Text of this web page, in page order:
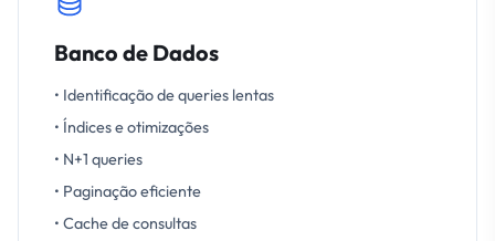
Banco de Dados
• Identificação de queries lentas
• Índices e otimizações
• N+1 queries
• Paginação eficiente
• Cache de consultas